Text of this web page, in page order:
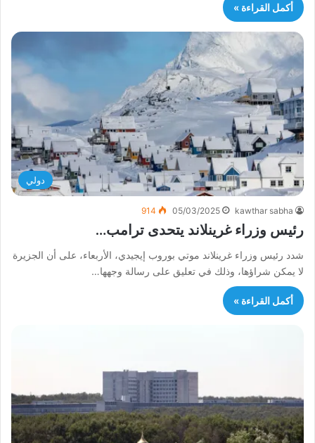
أكمل القراءة »
دولي
kawthar sabha
05/03/2025
914
رئيس وزراء غرينلاند يتحدى ترامب…
شدد رئيس وزراء غرينلاند موتي بوروب إيجيدي، الأربعاء، على أن الجزيرة
لا يمكن شراؤها، وذلك في تعليق على رسالة وجهها…
أكمل القراءة »